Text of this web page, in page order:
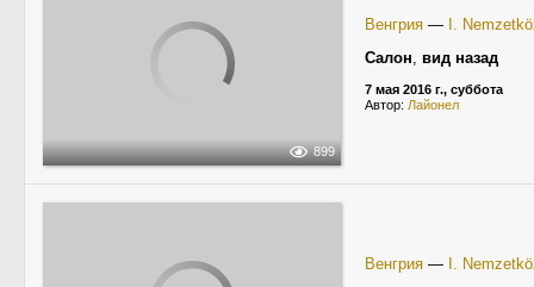
899
Венгрия — I.
Салон, вид назад
7 мая 2016 г., суббота
Автор: Лайонел
Венгрия — I.